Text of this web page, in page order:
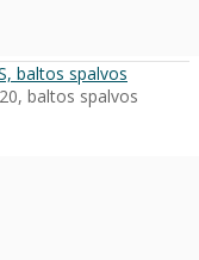
baltos spalvos
baltos spalvos